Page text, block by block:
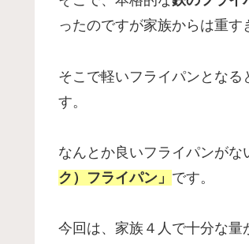
ったのですが家族からは重す
そこで軽いフライパンとなる
す。
なんとか良いフライパンがな
ク）フライパン」 です。
今回は、家族４人で十分な量